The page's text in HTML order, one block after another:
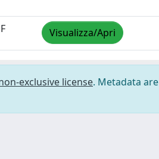
Visualizza/Apri
exclusive license. Metadata are